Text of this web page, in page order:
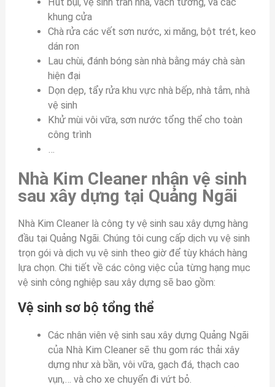
khung cửa
Chà rửa các vết sơn nước, xi măng, bột trét, keo
dán ron
Lau chùi, đánh bóng sàn nhà bằng máy chà sàn
hiện đại
Dọn dẹp, tẩy rửa khu vực nhà bếp, nhà tắm, nhà
vệ sinh
Khử mùi vôi vữa, sơn nước tổng thể cho toàn
công trình
Nhà Kim Cleaner nhận vệ sinh
sau xây dựng tại Quảng Ngãi
Nhà Kim Cleaner là công ty vệ sinh sau xây dựng hàng
đầu tại Quảng Ngãi. Chúng tôi cung cấp dịch vụ vệ sinh
trọn gói và dịch vụ vệ sinh theo giờ để tùy khách hàng
lựa chọn. Chi tiết về các công việc của từng hạng mục
vệ sinh công nghiệp sau xây dựng sẽ bao gồm:
Vệ sinh sơ bộ tổng thể
Các nhân viên vệ sinh sau xây dựng Quảng Ngãi
của Nhà Kim Cleaner sẽ thu gom rác thải xây
dựng như xà bần, vôi vữa, gạch đá, thạch cao
vụn,… và cho xe chuyển đi vứt bỏ.